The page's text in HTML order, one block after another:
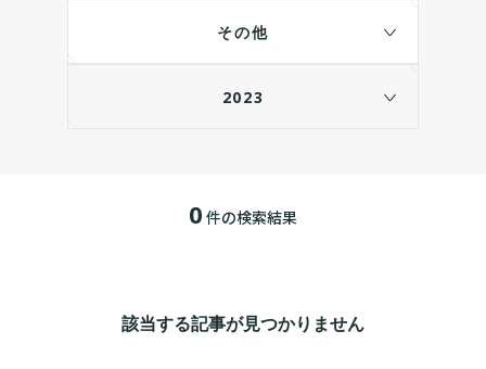
その他
2023
0 件の検索結果
該当する記事が見つかりません